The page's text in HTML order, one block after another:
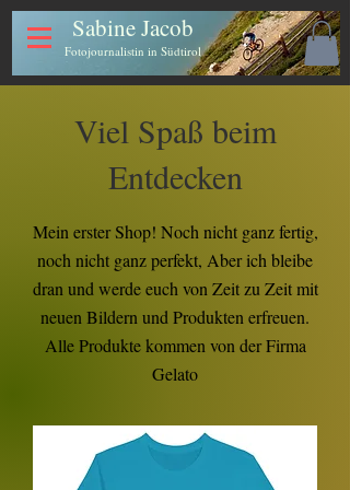
Sabine Jacob
Fotojournalistin in Südtirol
Viel Spaß beim
Entdecken
Mein erster Shop! Noch nicht ganz fertig,
noch nicht ganz perfekt, Aber ich bleibe
dran und werde euch von Zeit zu Zeit mit
neuen Bildern und Produkten erfreuen.
Alle Produkte kommen von der Firma
Gelato